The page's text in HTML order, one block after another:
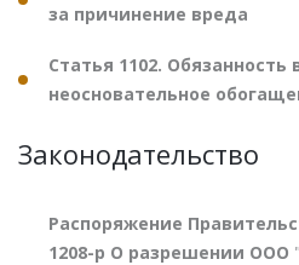
за причинение вреда
Статья 1102. Обязанность
неосновательное
Законодательство
Распоряжение
1208-р О разрешении ООО